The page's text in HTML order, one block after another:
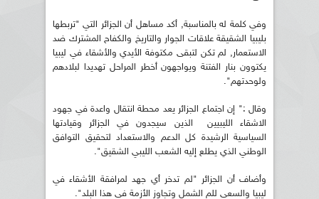
وفي كلمة له بالمناسبة, أكد مساهل أن الجزائر التي "تربطها
بليبيا الشقيقة علاقات الجوار والتاريخ والكفاح المشترك ضد
الاستعمار, لم تكن لتبقى مكتوفة الأيدي والأشقاء في ليبيا
يكتوون بنار الفتنة ويواجهون أخطر المراحل تهديدا لبلادهم
ولوحدتهم".
وقال :" إن اجتماع الجزائر يعد محطة انتقال واعدة في جهود
الاشقاء الليبيين الذين سيجدون في الجزائر وقيادتها
السياسية الرشيدة كل الدعم والاستعداد لتحقيق التوافق
الوطني الذي يطلع إليه الشعب الليبي الشقيق".
وأضاف أن الجزائر "لم تدخر أي جهد لمرافقة الأشقاء في
ليبيا والسعي للم الشمل وتجاوز الأزمة في هذا البلد".